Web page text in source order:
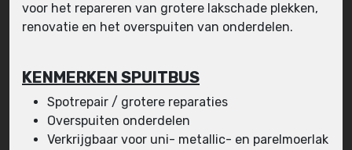
voor het repareren van grotere lakschade plekken,
renovatie en het overspuiten van onderdelen.
KENMERKEN SPUITBUS
Spotrepair / grotere reparaties
Overspuiten onderdelen
Verkrijgbaar voor uni- metallic- en parelmoerlak